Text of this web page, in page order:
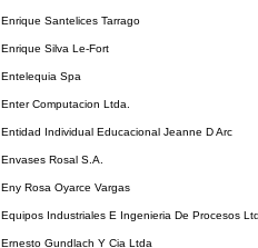
Enrique Santelices Tarrago
Enrique Silva Le-Fort
Entelequia Spa
Enter Computacion Ltda.
Entidad Individual Educacional Jeanne D Arc
Envases Rosal S.A.
Eny Rosa Oyarce Vargas
Equipos Industriales E Ingenieria De Procesos
Ernesto Gundlach Y Cia Ltda